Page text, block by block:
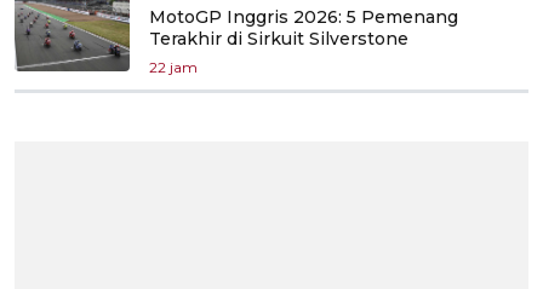
MotoGP Inggris 2026: 5 Pemenang
Terakhir di Sirkuit Silverstone
22 jam